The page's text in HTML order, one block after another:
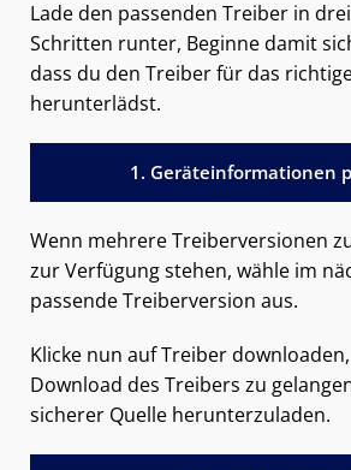
Lade den passenden Treiber in
Schritten runter, Beginne damit
dass du den Treiber für das
herunterlädst.
1. Geräteinformationen
Wenn mehrere Treiberversionen
zur Verfügung stehen, wähle im
passende Treiberversion aus.
Klicke nun auf Treiber
Download des Treibers zu
sicherer Quelle herunterzuladen.